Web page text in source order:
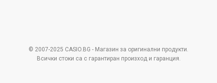
© 2007-2025 CASIO.BG - Магазин за оригинални продукти.
Всички стоки са с гарантиран произход и гаранция.